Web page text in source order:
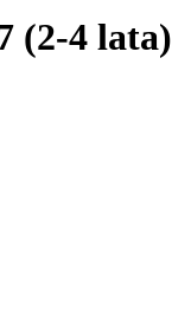
(2-4 lata)